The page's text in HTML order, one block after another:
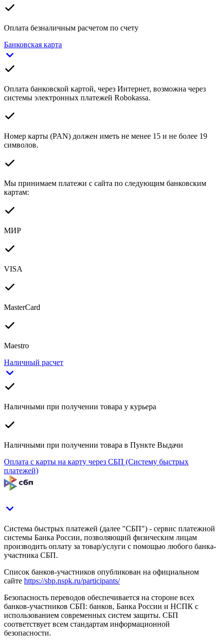
Оплата безналичным расчетом по счету
Банковская карта
Оплата банковской картой, через Интернет, возможна через
системы электронных платежей Robokassa.
Номер карты (PAN) должен иметь не менее 15 и не более 19
символов.
Мы принимаем платежи с сайта по следующим банковским
картам:
МИР
VISA
MasterCard
Maestro
Наличный расчет
Наличными при получении товара у курьера
Наличными при получении товара в Пункте Выдачи
Оплата с карты на карту через СБП (Систему быстрых
платежей)
Система быстрых платежей (далее "СБП") - сервис платежной
системы Банка России, позволяющий физическим лицам
производить оплату за товар/услуги с помощью любого банка-
участника СБП.
Список банков-участников опубликован на официальном
сайте https://sbp.nspk.ru/participants/
Безопасность переводов обеспечивается на стороне всех
банков-участников СБП: банков, Банка России и НСПК с
использованием современных систем защиты. СБП
соответствует всем стандартам информационной
безопасности.